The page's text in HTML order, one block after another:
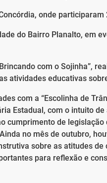
onde participaram
do Bairro Planalto, em
com o Sojinha”,
atividades educativas
com a “Escolinha de
Estadual, com o intuito
cumprimento de
no mês de outubro,
sobre as atitudes
para reflexão e